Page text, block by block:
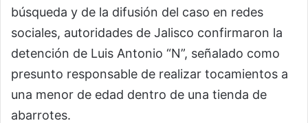
búsqueda y de la difusión del caso en redes
sociales, autoridades de Jalisco confirmaron la
detención de Luis Antonio “N”, señalado como
presunto responsable de realizar tocamientos a
una menor de edad dentro de una tienda de
abarrotes.